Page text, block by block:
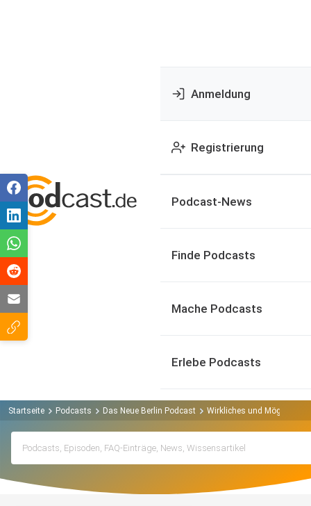
Anmeldung
Registrierung
Podcast-News
Finde Podcasts
Mache Podcasts
Erlebe Podcasts
Startseite Podcasts Das Neue Berlin Podcast Wirkliches und Mögliches